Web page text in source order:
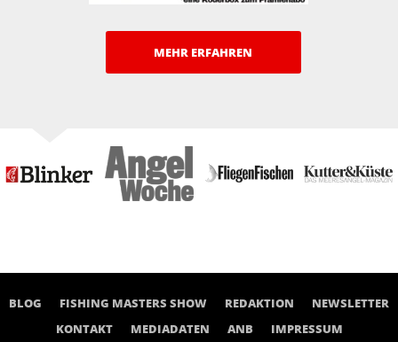
MEHR ERFAHREN
BLOG FISHING MASTERS SHOW REDAKTION
NEWSLETTER
KONTAKT
MEDIADATEN ANB IMPRESSUM